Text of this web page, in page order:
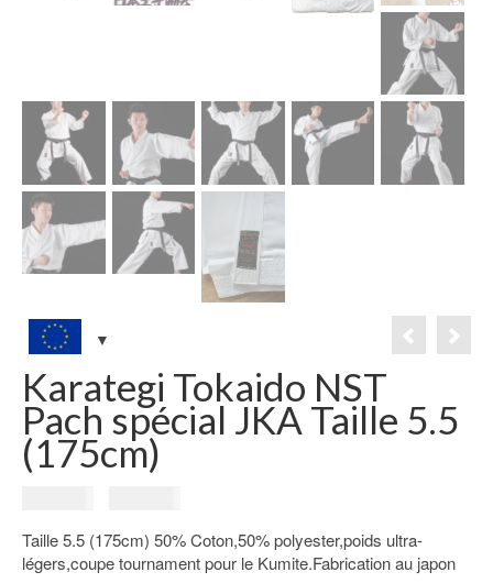
Karategi Tokaido NST
Pach spécial JKA Taille 5.5
(175cm)
initial
était :
actuel
est :
Taille 5.5 (175cm) 50% Coton,50% polyester,poids ultra-
légers,coupe tournament pour le Kumite.Fabrication au japon